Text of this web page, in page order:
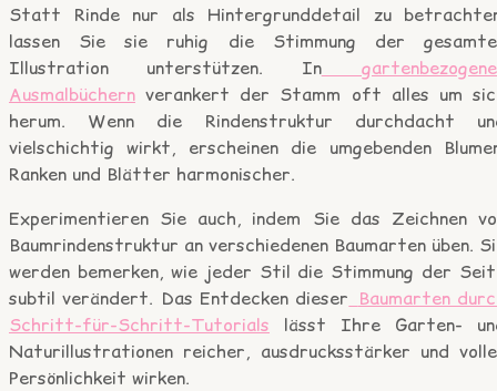
Statt Rinde nur als Hintergrunddetail zu
lassen Sie sie ruhig die Stimmung der
Illustration unterstützen. In
Ausmalbüchern verankert der Stamm oft alles um
herum. Wenn die Rindenstruktur durchdacht
vielschichtig wirkt, erscheinen die umgebenden
Ranken und Blätter harmonischer.
Experimentieren Sie auch, indem Sie das Zeichnen
Baumrindenstruktur an verschiedenen Baumarten üben.
werden bemerken, wie jeder Stil die Stimmung der
subtil verändert. Das Entdecken dieser Baumarten
Schritt-für-Schritt-Tutorials lässt Ihre Garten-
Naturillustrationen reicher, ausdrucksstärker und
Persönlichkeit wirken.